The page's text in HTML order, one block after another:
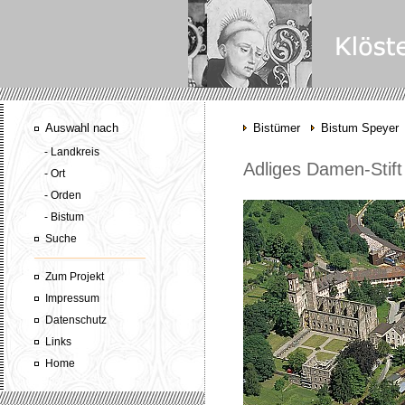
Auswahl nach
- Landkreis
- Ort
- Orden
- Bistum
Suche
Zum Projekt
Impressum
Datenschutz
Links
Home
Bistümer Bistum Speyer
Adliges Damen-